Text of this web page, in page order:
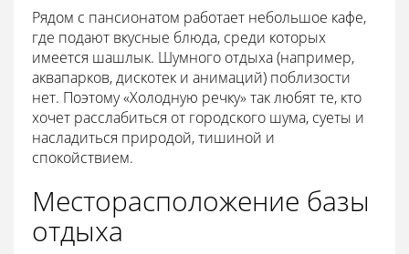
Рядом с пансионатом работает небольшое кафе,
где подают вкусные блюда, среди которых
имеется шашлык. Шумного отдыха (например,
аквапарков, дискотек и анимаций) поблизости
нет. Поэтому «Холодную речку» так любят те, кто
хочет расслабиться от городского шума, суеты и
насладиться природой, тишиной и
спокойствием.
Месторасположение базы
отдыха